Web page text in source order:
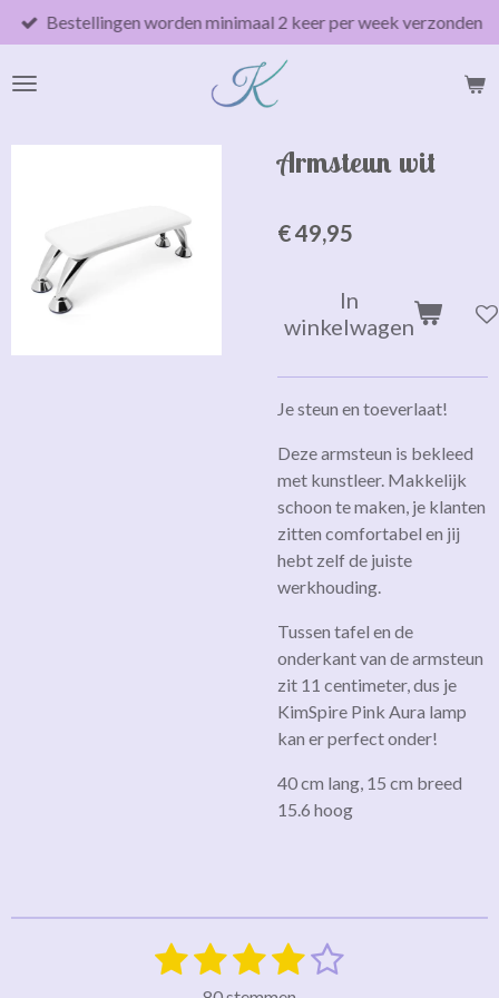
Ga
direct
naar
Bestellingen worden minimaal 2 keer per week verzonden
Armsteun wit
€ 49,95
In
winkelwagen
Je steun en toeverlaat!
Deze armsteun is bekleed
met kunstleer. Makkelijk
schoon te maken, je klanten
zitten comfortabel en jij
hebt zelf de juiste
werkhouding.
Tussen tafel en de
onderkant van de armsteun
zit 11 centimeter, dus je
KimSpire Pink Aura lamp
kan er perfect onder!
40 cm lang, 15 cm breed
15.6 hoog
1 2 3 4 5